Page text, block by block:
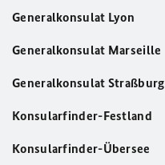
Generalkonsulat Lyon
Generalkonsulat Marseille
Generalkonsulat Straßburg
Konsularfinder-Festland
Konsularfinder-Übersee